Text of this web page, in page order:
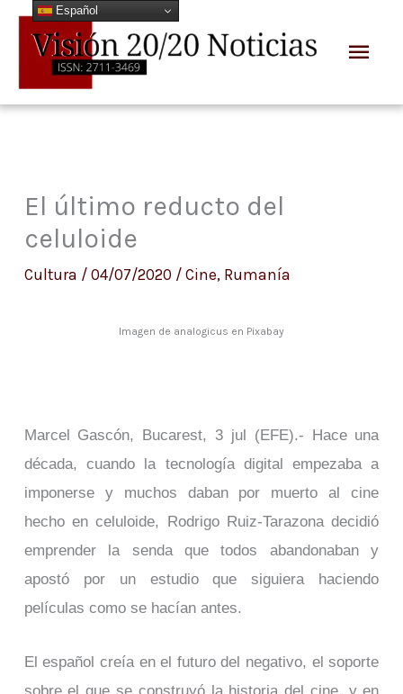
contenido
El último reducto del
celuloide
Cultura / 04/07/2020 / Cine, Rumanía
Imagen de analogicus en Pixabay
Marcel Gascón, Bucarest, 3 jul (EFE).- Hace una
década, cuando la tecnología digital empezaba a
imponerse y muchos daban por muerto al cine
hecho en celuloide, Rodrigo Ruiz-Tarazona decidió
emprender la senda que todos abandonaban y
apostó por un estudio que siguiera haciendo
películas como se hacían antes.
El español creía en el futuro del negativo, el soporte
Español